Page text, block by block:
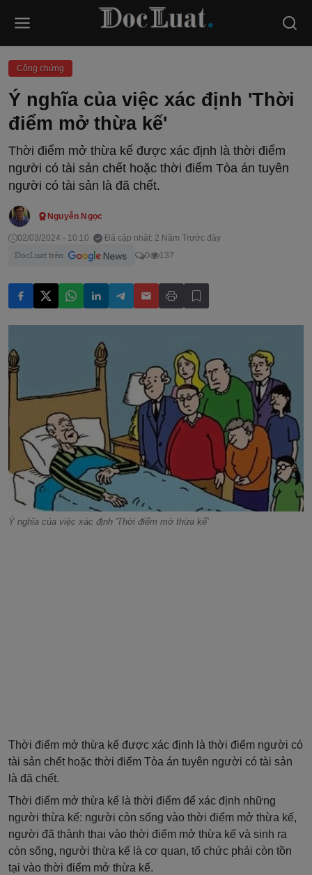
Công chứng
Ý nghĩa của việc xác định 'Thời
điểm mở thừa kế'
Thời điểm mở thừa kế được xác định là thời điểm
người có tài sản chết hoặc thời điểm Tòa án tuyên
người có tài sản là đã chết.
Nguyễn Ngọc
02/03/2024 - 10:10
Đã cập nhật: 2 Năm Trước đây
0
137
Ý nghĩa của việc xác định 'Thời điểm mở thừa kế'
Thời điểm mở thừa kế được xác định là thời điểm người có
tài sản chết hoặc thời điểm Tòa án tuyên người có tài sản
là đã chết.
Thời điểm mở thừa kế là thời điểm để xác định những
người thừa kế: người còn sống vào thời điểm mở thừa kế,
người đã thành thai vào thời điểm mở thừa kế và sinh ra
còn sống, người thừa kế là cơ quan, tổ chức phải còn tồn
tại vào thời điểm mở thừa kế.